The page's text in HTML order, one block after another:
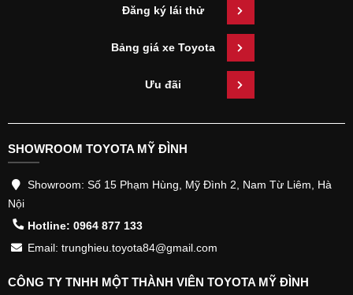
Đăng ký lái thử
Bảng giá xe Toyota
Ưu đãi
SHOWROOM TOYOTA MỸ ĐÌNH
Showroom: Số 15 Phạm Hùng, Mỹ Đình 2, Nam Từ Liêm, Hà
Nội
Hotline: 0964 877 133
Email: trunghieu.toyota84@gmail.com
CÔNG TY TNHH MỘT THÀNH VIÊN TOYOTA MỸ ĐÌNH